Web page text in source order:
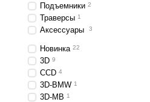
Подъемники 2
Траверсы 1
Аксессуары 3
Новинка 22
3D 9
CCD 4
3D-BMW 1
3D-MB 1